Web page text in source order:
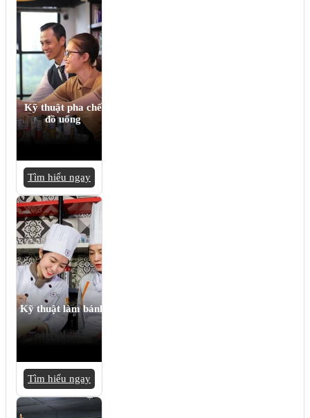
Kỹ thuật pha chế
đồ uống
Tìm hiểu ngay
Kỹ thuật làm bánh
Tìm hiểu ngay